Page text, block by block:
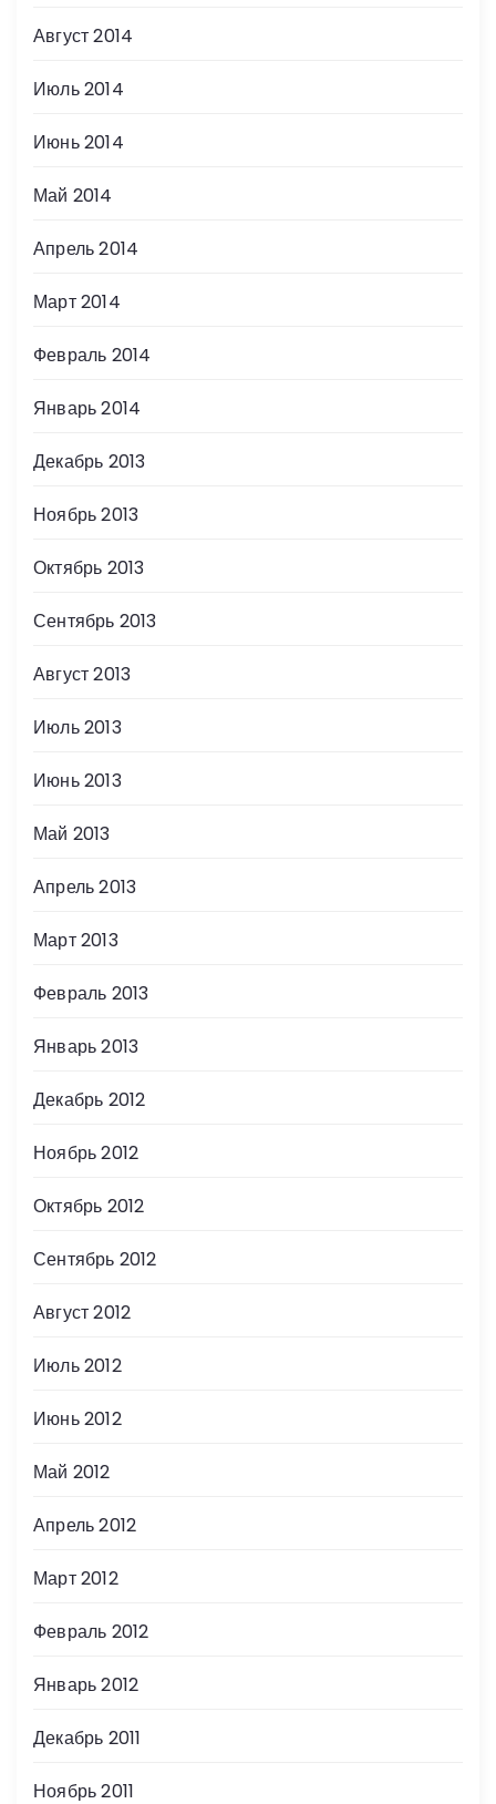
Август 2014
Июль 2014
Июнь 2014
Май 2014
Апрель 2014
Март 2014
Февраль 2014
Январь 2014
Декабрь 2013
Ноябрь 2013
Октябрь 2013
Сентябрь 2013
Август 2013
Июль 2013
Июнь 2013
Май 2013
Апрель 2013
Март 2013
Февраль 2013
Январь 2013
Декабрь 2012
Ноябрь 2012
Октябрь 2012
Сентябрь 2012
Август 2012
Июль 2012
Июнь 2012
Май 2012
Апрель 2012
Март 2012
Февраль 2012
Январь 2012
Декабрь 2011
Ноябрь 2011